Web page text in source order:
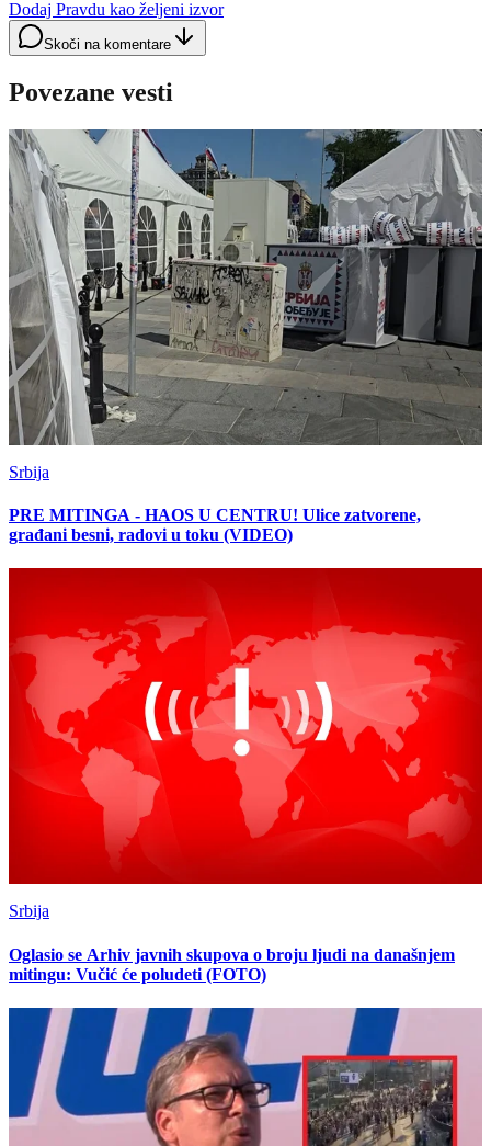
Dodaj Pravdu kao željeni izvor
Skoči na komentare
Povezane vesti
Srbija
PRE MITINGA - HAOS U CENTRU! Ulice zatvorene,
građani besni, radovi u toku (VIDEO)
Srbija
Oglasio se Arhiv javnih skupova o broju ljudi na današnjem
mitingu: Vučić će poludeti (FOTO)